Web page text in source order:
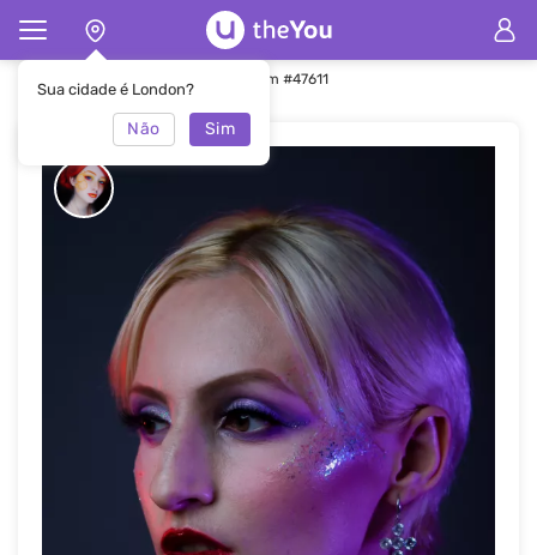
Sua cidade é London?
Não Sim
Principal Maquiagem Maquiagem #47611